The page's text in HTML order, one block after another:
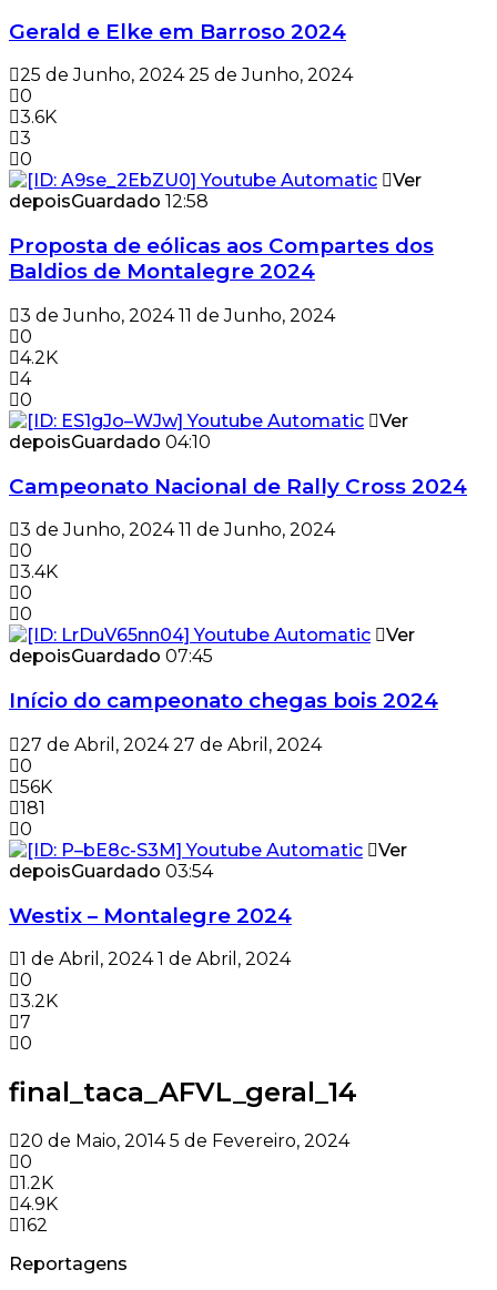
Gerald e Elke em Barroso 2024
25 de Junho, 2024 25 de Junho, 2024
0
3.6K
3
0
Ver
depoisGuardado 12:58
Proposta de eólicas aos Compartes dos
Baldios de Montalegre 2024
3 de Junho, 2024 11 de Junho, 2024
0
4.2K
4
0
Ver
depoisGuardado 04:10
Campeonato Nacional de Rally Cross 2024
3 de Junho, 2024 11 de Junho, 2024
0
3.4K
0
0
Ver
depoisGuardado 07:45
Início do campeonato chegas bois 2024
27 de Abril, 2024 27 de Abril, 2024
0
56K
181
0
Ver
depoisGuardado 03:54
Westix – Montalegre 2024
1 de Abril, 2024 1 de Abril, 2024
0
3.2K
7
0
final_taca_AFVL_geral_14
20 de Maio, 2014 5 de Fevereiro, 2024
0
1.2K
4.9K
162
Reportagens